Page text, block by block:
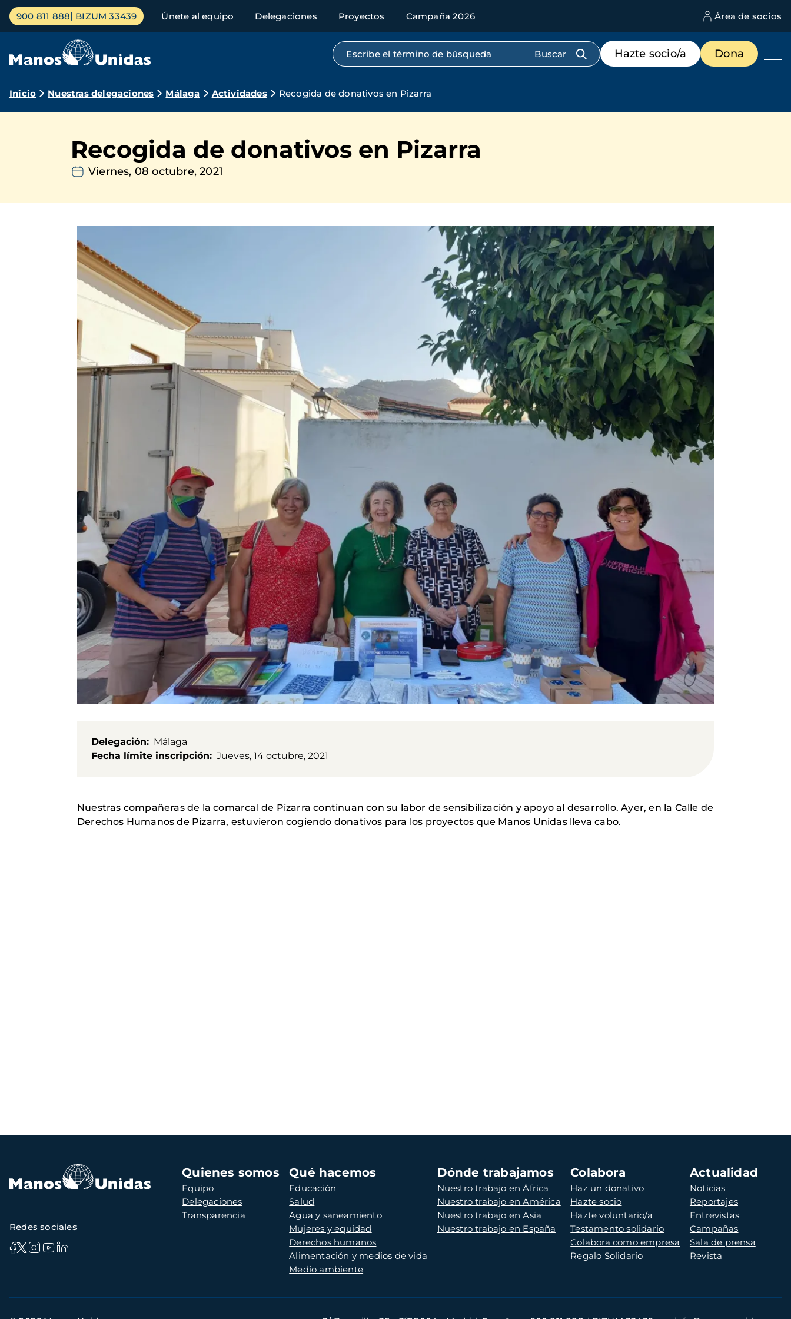
Pasar
contenido
Menú
principal
900 811 888 BIZUM 33439 Únete al equipo Delegaciones Proyectos Campaña 2026 Área de socios
Búsqueda por texto completo
Menú
de
destacados
Hazte socio/a Dona
Ruta
navegación
Inicio Nuestras delegaciones Málaga Actividades Recogida de donativos en Pizarra
Recogida de donativos en Pizarra
Viernes, 08 octubre, 2021
Delegación
Málaga
Fecha límite inscripción
Jueves, 14 octubre, 2021
Nuestras compañeras de la comarcal de Pizarra continuan con su labor de sensibilización y apoyo al desarrollo. Ayer, en la Calle de
Derechos Humanos de Pizarra, estuvieron cogiendo donativos para los proyectos que Manos Unidas lleva cabo.
Navegación
principal
Quienes somos
Equipo
Delegaciones
Transparencia
Qué hacemos
Educación
Salud
Agua y saneamiento
Mujeres y equidad
Derechos humanos
Alimentación y medios de vida
Medio ambiente
Dónde trabajamos
Nuestro trabajo en África
Nuestro trabajo en América
Nuestro trabajo en Asia
Nuestro trabajo en España
Colabora
Haz un donativo
Hazte socio
Hazte voluntario/a
Testamento solidario
Colabora como empresa
Regalo Solidario
Actualidad
Noticias
Reportajes
Entrevistas
Campañas
Sala de prensa
Revista
Redes sociales